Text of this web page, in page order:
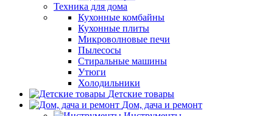
Техника для дома
Кухонные комбайны
Кухонные плиты
Микроволновые печи
Пылесосы
Стиральные машины
Утюги
Холодильники
Детские товары
Дом, дача и ремонт